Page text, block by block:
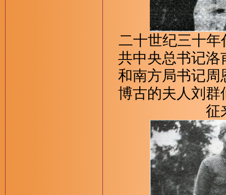
二十世纪三十年
共中央总书记洛
和南方局书记周
博古的夫人刘群
征